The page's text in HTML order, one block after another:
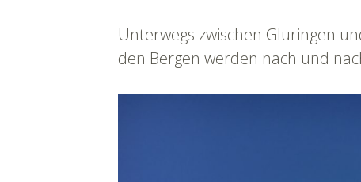
Unterwegs zwischen Gluringen
den Bergen werden nach und